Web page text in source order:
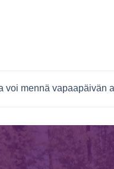
voi mennä vapaapäivän